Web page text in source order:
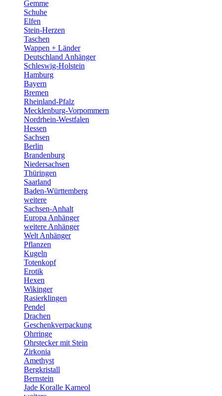
Gemme
Schuhe
Elfen
Stein-Herzen
Taschen
Wappen + Länder
Deutschland Anhänger
Schleswig-Holstein
Hamburg
Bayern
Bremen
Rheinland-Pfalz
Mecklenburg-Vorpommern
Nordrhein-Westfalen
Hessen
Sachsen
Berlin
Brandenburg
Niedersachsen
Thüringen
Saarland
Baden-Württemberg
weitere
Sachsen-Anhalt
Europa Anhänger
weitere Anhänger
Welt Anhänger
Pflanzen
Kugeln
Totenkopf
Erotik
Hexen
Wikinger
Rasierklingen
Pendel
Drachen
Geschenkverpackung
Ohrringe
Ohrstecker mit Stein
Zirkonia
Amethyst
Bergkristall
Bernstein
Jade Koralle Karneol